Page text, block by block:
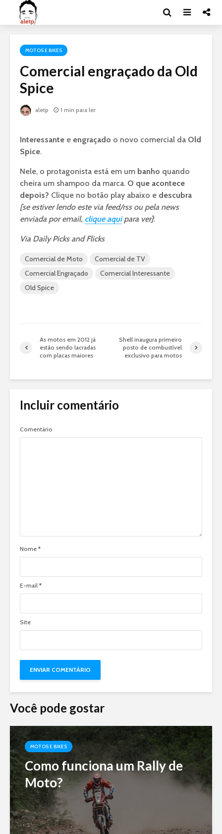
MOTOS E BIKES
Comercial engraçado da Old
Spice
aletp 1 min para ler
Interessante e engraçado o novo comercial da Old
Spice.
Nele, o protagonista está em um banho quando
cheira um shampoo da marca. O que acontece
depois? Clique no botão play abaixo e descubra
[se estiver lendo este via feed/rss ou pela news
enviada por email, clique aquipara ver]:
Via Daily Picks and Flicks
Comercial de Moto
Comercial de TV
Comercial Engraçado
Comercial Interessante
Old Spice
As motos em 2012 já
estão sendo lacradas
com placas maiores
Shell inaugura primeiro
posto de combustível
exclusivo para motos
Incluir comentário
Comentário
Nome *
E-mail *
Site
Você pode gostar
MOTOS E BIKES
Como funciona um Rally de
Moto?